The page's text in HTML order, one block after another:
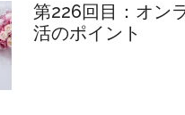
第226回目：オン
活のポイント